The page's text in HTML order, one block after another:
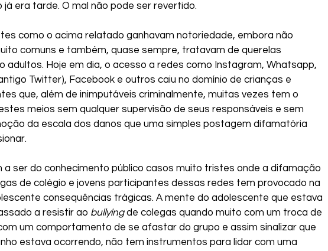
já era tarde. O mal não pode ser revertido.
como o acima relatado ganhavam notoriedade, embora não
comuns e também, quase sempre, tratavam de querelas
adultos. Hoje em dia, o acesso a redes como Instagram, Whatsapp,
Twitter), Facebook e outros caiu no domínio de crianças e
que, além de inimputáveis criminalmente, muitas vezes tem o
meios sem qualquer supervisão de seus responsáveis e sem
da escala dos danos que uma simples postagem difamatória
a ser do conhecimento público casos muito tristes onde a difamação
de colégio e jovens participantes dessas redes tem provocado na
consequências trágicas. A mente do adolescente que estava
a resistir ao bullying de colegas quando muito com um troca de
um comportamento de se afastar do grupo e assim sinalizar que
estava ocorrendo, não tem instrumentos para lidar com uma